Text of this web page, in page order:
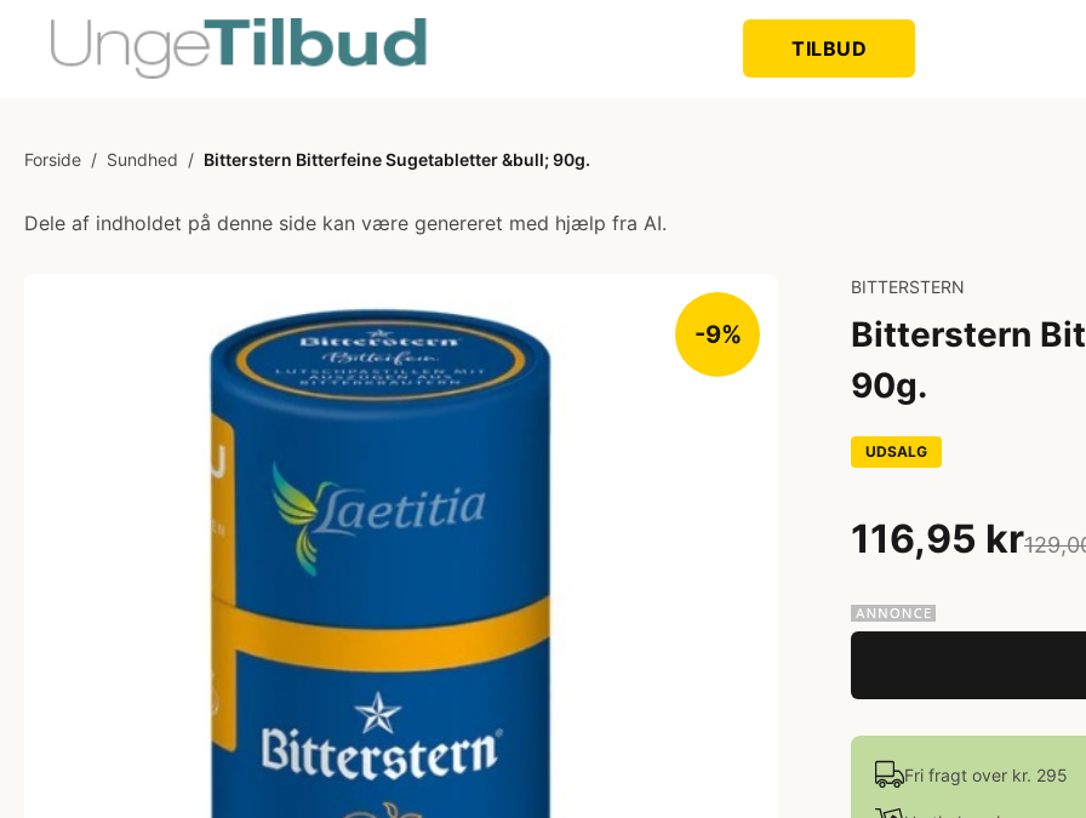
TILBUD
Forside / Sundhed / Bitterstern Bitterfeine Sugetabletter &bull; 90g.
Dele af indholdet på denne side kan være genereret med hjælp fra AI.
-9%
BITTERSTERN
Bitterstern
90g.
UDSALG
116,95 kr
Fri fragt over kr. 295